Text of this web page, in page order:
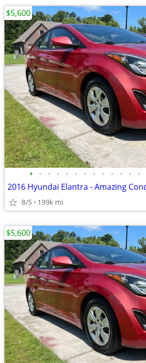
• • • • • • • • • • • • •
8/5 199k mi
$5,600
$5,600